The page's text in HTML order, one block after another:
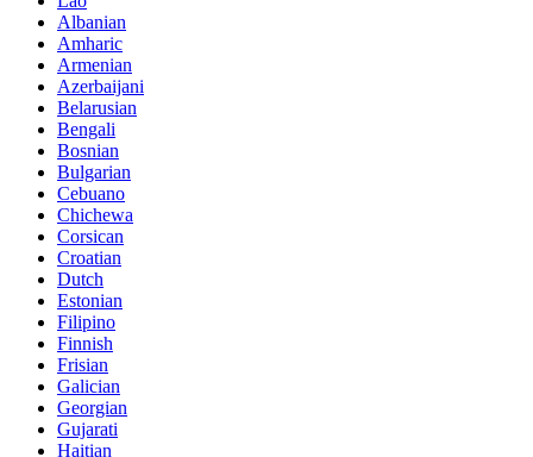
Albanian
Amharic
Armenian
Azerbaijani
Belarusian
Bengali
Bosnian
Bulgarian
Cebuano
Chichewa
Corsican
Croatian
Dutch
Estonian
Filipino
Finnish
Frisian
Galician
Georgian
Gujarati
Haitian